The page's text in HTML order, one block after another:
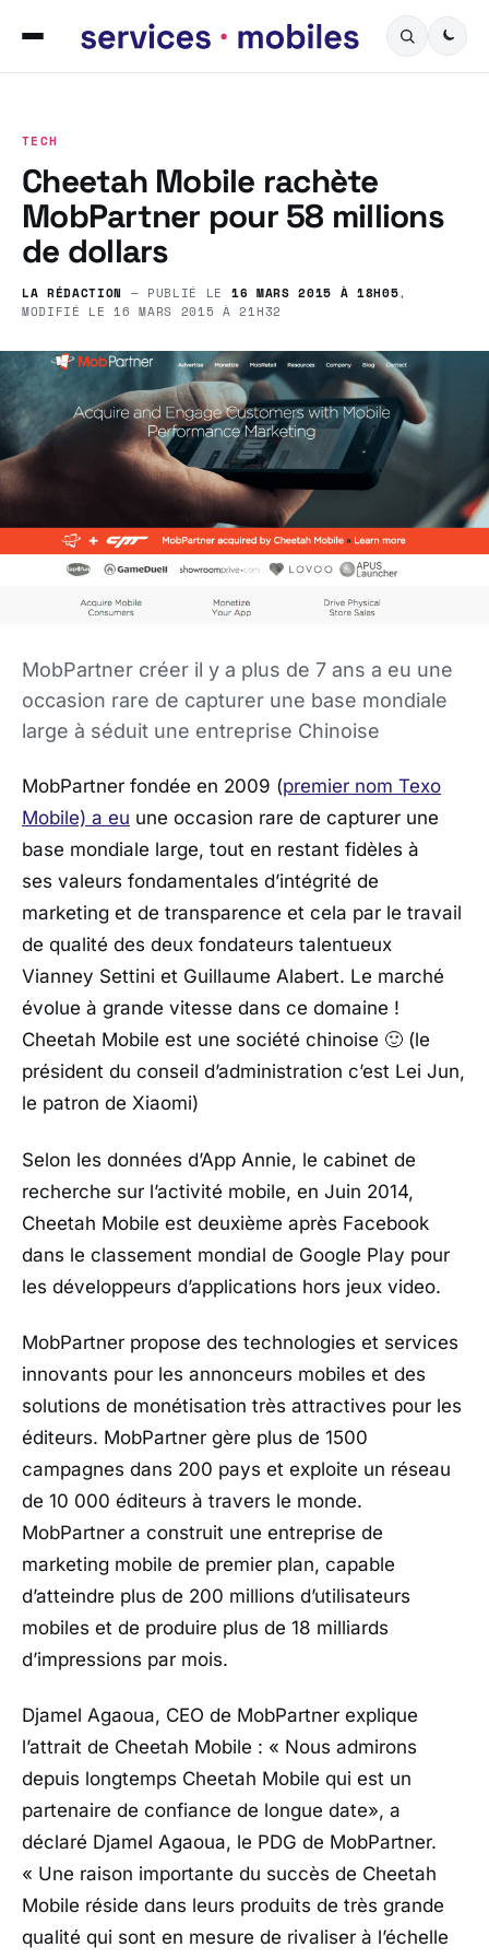
TECH
Cheetah Mobile rachète
MobPartner pour 58 millions
de dollars
LA RÉDACTION — PUBLIÉ LE 16 MARS 2015 À 18H05,
MODIFIÉ LE16 MARS 2015 À 21H32
MobPartner créer il y a plus de 7 ans a eu une
occasion rare de capturer une base mondiale
large à séduit une entreprise Chinoise
MobPartner fondée en 2009 (premier nom Texo
Mobile) a eu une occasion rare de capturer une
base mondiale large, tout en restant fidèles à
ses valeurs fondamentales d’intégrité de
marketing et de transparence et cela par le travail
de qualité des deux fondateurs talentueux
Vianney Settini et Guillaume Alabert. Le marché
évolue à grande vitesse dans ce domaine !
Cheetah Mobile est une société chinoise 🙂 (le
président du conseil d’administration c’est Lei Jun,
le patron de Xiaomi)
Selon les données d’App Annie, le cabinet de
recherche sur l’activité mobile, en Juin 2014,
Cheetah Mobile est deuxième après Facebook
dans le classement mondial de Google Play pour
les développeurs d’applications hors jeux video.
MobPartner propose des technologies et services
innovants pour les annonceurs mobiles et des
solutions de monétisation très attractives pour les
éditeurs. MobPartner gère plus de 1500
campagnes dans 200 pays et exploite un réseau
de 10 000 éditeurs à travers le monde.
MobPartner a construit une entreprise de
marketing mobile de premier plan, capable
d’atteindre plus de 200 millions d’utilisateurs
mobiles et de produire plus de 18 milliards
d’impressions par mois.
Djamel Agaoua, CEO de MobPartner explique
l’attrait de Cheetah Mobile : « Nous admirons
depuis longtemps Cheetah Mobile qui est un
partenaire de confiance de longue date», a
déclaré Djamel Agaoua, le PDG de MobPartner.
« Une raison importante du succès de Cheetah
Mobile réside dans leurs produits de très grande
qualité qui sont en mesure de rivaliser à l’échelle